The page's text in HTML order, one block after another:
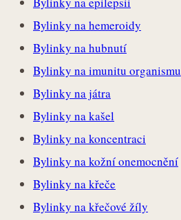
Bylinky na hemeroidy
Bylinky na hubnutí
Bylinky na imunitu organismu
Bylinky na játra
Bylinky na kašel
Bylinky na koncentraci
Bylinky na kožní onemocnění
Bylinky na křeče
Bylinky na křečové žíly